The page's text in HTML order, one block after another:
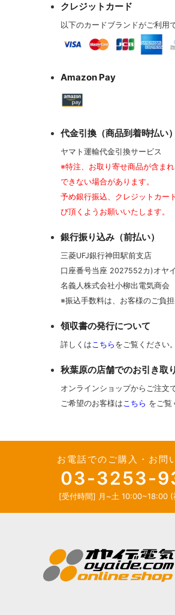
クレジットカード
以下のカードブランドがご利用
Amazon Pay
代金引換（商品到着時払い）
ヤマト運輸代金引換サービス
※特注、お取り寄せ商品が含ま
できない場合があります。
予め銀行振込、クレジットカー
び頂くようお願いいたします。
銀行振り込み（前払い）
三菱UFJ銀行神田駅前支店
口座番号当座 2027552カ)オヤ
名義人株式会社小柳出電気商会
※振込手数料は、お客様のご負担
領収書の発行について
詳しくはこちら をご覧ください。
秋葉原の店舗でのお引き取
オンラインショップからご注文
ご希望のお客様はこちら をご覧
お電話でのご購入・お問
03-3253-
[受付時間] 月~土 10:00~18:00 (